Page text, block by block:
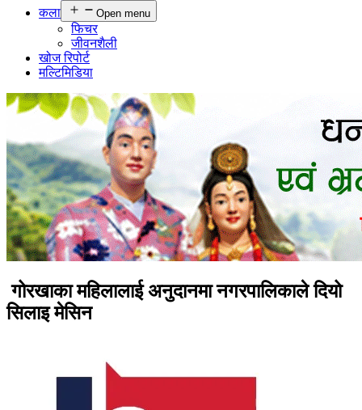
कला
Open menu
फिचर
जीवनशैली
खोज रिपोर्ट
मल्टिमिडिया
गोरखाका महिलालाई अनुदानमा नगरपालिकाले दियो
सिलाइ मेसिन